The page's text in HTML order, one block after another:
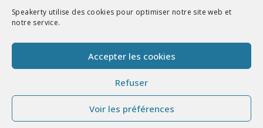
Speakerty utilise des cookies pour optimiser notre site web et
notre service.
Accepter les cookies
Refuser
Voir les préférences
Remords Posthume
La Mort des Artistes
Copyright 2026 - Speakerty